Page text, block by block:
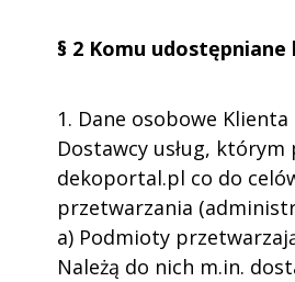
§ 2 Komu
1. Dane osobowe
Dostawcy usług,
dekoportal.pl co do
przetwarzania
a) Podmioty
Należą do nich m.in.